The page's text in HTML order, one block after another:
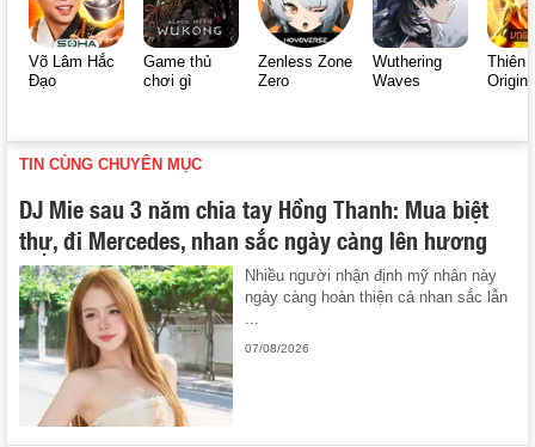
Võ Lâm Hắc
Đạo
Game thủ
chơi gì
Zenless Zone
Zero
Wuthering
Waves
Thiên
Origin
TIN CÙNG CHUYÊN MỤC
DJ Mie sau 3 năm chia tay Hồng Thanh: Mua biệt
thự, đi Mercedes, nhan sắc ngày càng lên hương
Nhiều người nhận định mỹ nhân này
ngày càng hoàn thiện cả nhan sắc lẫn
...
07/08/2026